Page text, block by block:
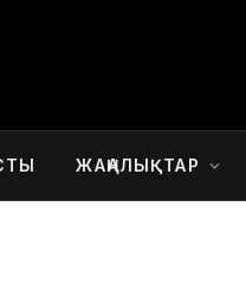
ЖАҢАЛЫҚТАР